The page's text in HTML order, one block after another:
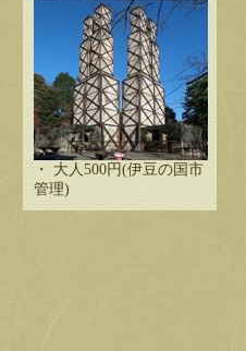
・ 大人500円(伊豆の国市
管理)